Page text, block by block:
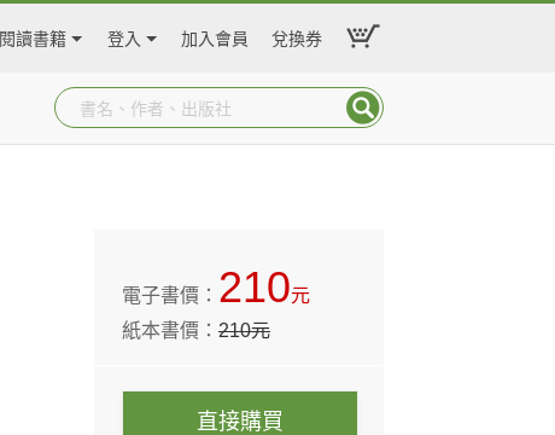
閱讀書籍 登入 加入會員 兌換券
電子書價： 210元
紙本書價：210元
直接購買